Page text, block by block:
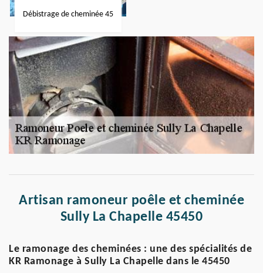
Débistrage de cheminée 45
Artisan ramoneur poêle et cheminée
Sully La Chapelle 45450
Le ramonage des cheminées : une des spécialités de
KR Ramonage à Sully La Chapelle dans le 45450